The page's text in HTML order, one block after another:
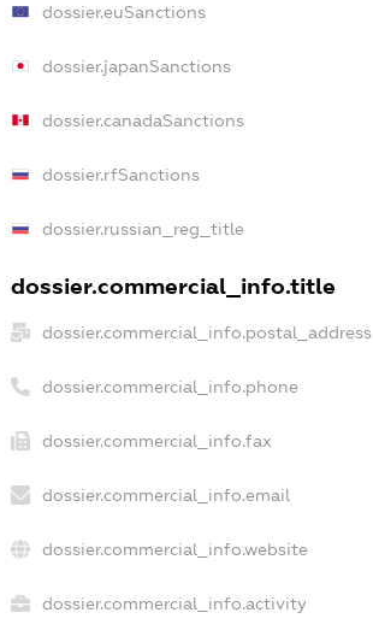
dossier.euSanctions
dossier.japanSanctions
dossier.canadaSanctions
dossier.rfSanctions
dossier.russian_reg_title
dossier.commercial_info.title
dossier.commercial_info.postal_address
dossier.commercial_info.phone
dossier.commercial_info.fax
dossier.commercial_info.email
dossier.commercial_info.website
dossier.commercial_info.activity